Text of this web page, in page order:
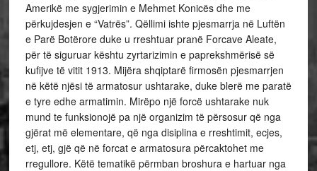
Amerikë me sygjerimin e Mehmet Konicës dhe me
përkujdesjen e “Vatrës”. Qëllimi ishte pjesmarrja në Luftën
e Parë Botërore duke u rreshtuar pranë Forcave Aleate,
për të siguruar kështu zyrtarizimin e paprekshmërisë së
kufijve të vitit 1913. Mijëra shqiptarë firmosën pjesmarrjen
në këtë njësi të armatosur ushtarake, duke blerë me paratë
e tyre edhe armatimin. Mirëpo një forcë ushtarake nuk
mund te funksionojë pa një organizim të përsosur që nga
gjërat më elementare, që nga disiplina e rreshtimit, ecjes,
etj, etj, gjë që në forcat e armatosura përcaktohet me
rregullore. Këtë tematikë përmban broshura e hartuar nga